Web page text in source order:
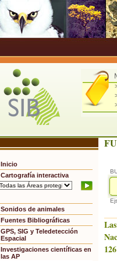
Inicio
Cartografía interactiva
Sonidos de animales
Fuentes Bibliográficas
GPS, SIG y Teledetección
Espacial
Investigaciones científicas en
las AP